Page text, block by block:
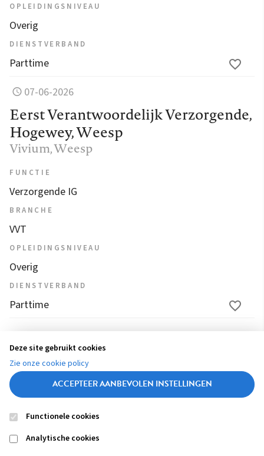
OPLEIDINGSNIVEAU
Overig
DIENSTVERBAND
Parttime
07-06-2026
Eerst Verantwoordelijk Verzorgende,
Hogewey, Weesp
Vivium, Weesp
FUNCTIE
Verzorgende IG
BRANCHE
VVT
OPLEIDINGSNIVEAU
Overig
DIENSTVERBAND
Parttime
1 2 3
Footer
Deze site gebruikt cookies
Zie onze cookie policy
ACCEPTEER AANBEVOLEN INSTELLINGEN
Functionele cookies
Analytische cookies